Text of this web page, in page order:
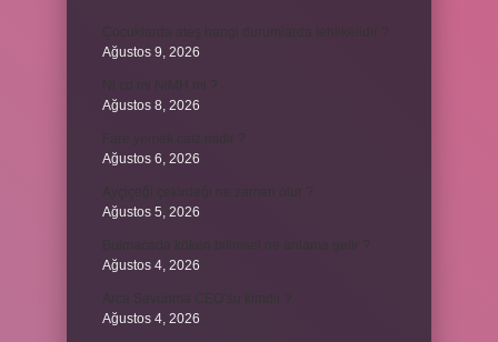
Ağustos 9, 2026
Ağustos 8, 2026
Ağustos 6, 2026
Ağustos 5, 2026
Ağustos 4, 2026
Ağustos 4, 2026